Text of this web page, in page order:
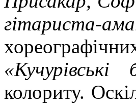
гітариста-
«Кучурівські
колориту.